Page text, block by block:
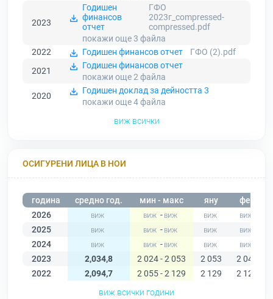
2023
Годишен
финансов
отчет
ГФО
2023г_compressed-
compressed.pdf
покажи още 3 файла
2022
Годишен финансов отчет
ГФО (2).pdf
2021
Годишен финансов отчет
покажи още 2файла
2020
Годишен доклад за дейността 3
покажи още 4файла
виж всички
ОСИГУРЕНИ ЛИЦА В НОИ
година средно год. мин - макс яну
фев
2026
-
2025
-
2024
-
2023
2,034,8 2 024 - 2 053 2 053 2 047
2022
2,094,7 2 055 - 2 129 2 129 2 126
виж всички години